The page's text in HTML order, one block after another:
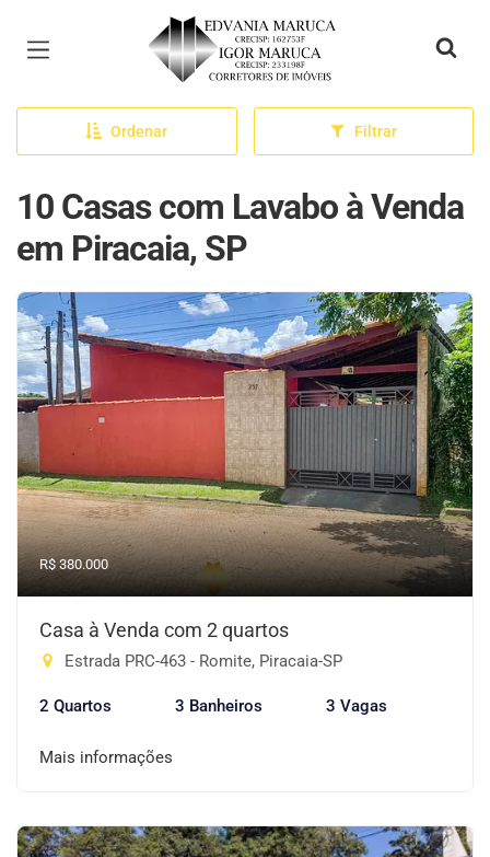
Página inicial
Ordenar Filtrar
10 Casas com Lavabo à Venda
em Piracaia, SP
R$ 380.000
Casa à Venda com 2 quartos
Estrada PRC-463 - Romite, Piracaia-SP
2 Quartos 3 Banheiros 3 Vagas
Mais informações